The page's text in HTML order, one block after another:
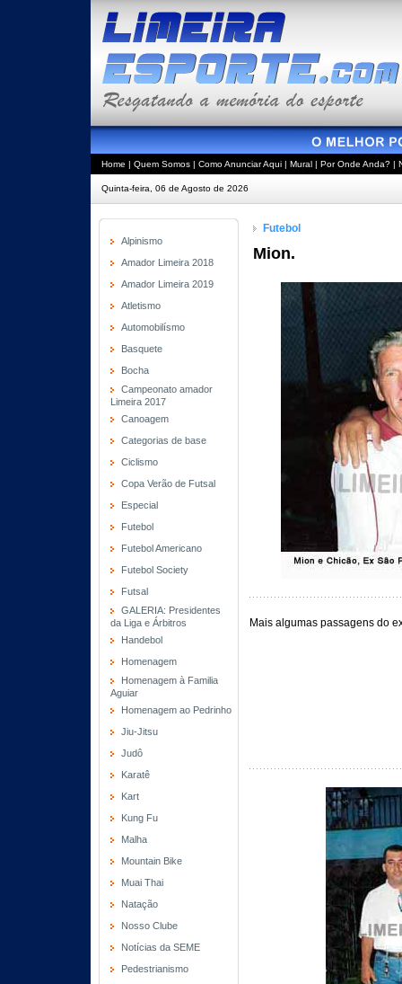
Home | Quem Somos | Como Anunciar Aqui | Mural | Por Onde Anda? |
Quinta-feira, 06 de Agosto de 2026
Alpinismo
Amador Limeira 2018
Amador Limeira 2019
Atletismo
Automobilísmo
Basquete
Bocha
Campeonato amador
Limeira 2017
Canoagem
Categorias de base
Ciclismo
Copa Verão de Futsal
Especial
Futebol
Futebol Americano
Futebol Society
Futsal
GALERIA: Presidentes
da Liga e Árbitros
Handebol
Homenagem
Homenagem à Familia
Aguiar
Homenagem ao Pedrinho
Jiu-Jitsu
Judô
Karatê
Kart
Kung Fu
Malha
Mountain Bike
Muai Thai
Natação
Nosso Clube
Notícias da SEME
Pedestrianismo
Futebol
Mion.
Mais algumas passagens do